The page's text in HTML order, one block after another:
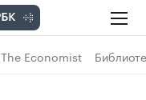
The Economist